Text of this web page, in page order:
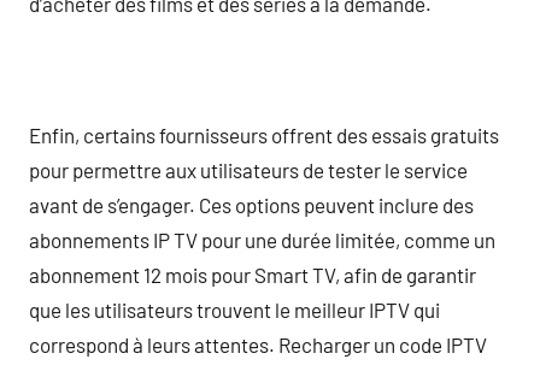
Enfin, certains fournisseurs offrent des essais gratuits
pour permettre aux utilisateurs de tester le service
avant de s’engager. Ces options peuvent inclure des
abonnements IP TV pour une durée limitée, comme un
abonnement 12 mois pour Smart TV, afin de garantir
que les utilisateurs trouvent le meilleur IPTV qui
correspond à leurs attentes. Recharger un code IPTV